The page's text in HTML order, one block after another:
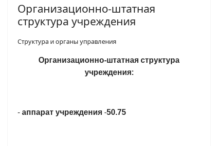
Организационно-штатная
структура учреждения
Структура и органы управления
Организационно-штатная структура
учреждения:
- аппарат учреждения -50.75